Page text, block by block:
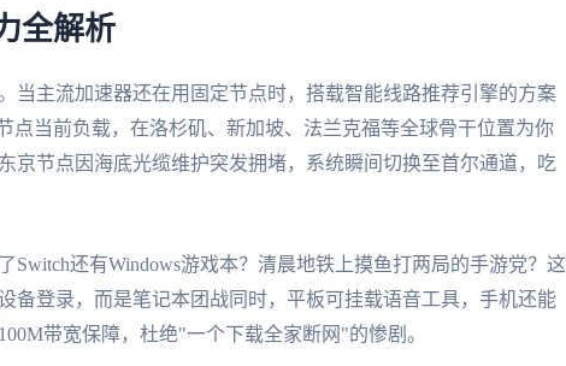
全解析
当主流加速器还在用固定节点时，搭载智能线路推荐引擎的方案
点当前负载，在洛杉矶、新加坡、法兰克福等全球骨干位置为你
京节点因海底光缆维护突发拥堵，系统瞬间切换至首尔通道，吃
Switch还有Windows游戏本？清晨地铁上摸鱼打两局的手游党？这
备登录，而是笔记本团战同时，平板可挂载语音工具，手机还能
带宽保障，杜绝"一个下载全家断网"的惨剧。